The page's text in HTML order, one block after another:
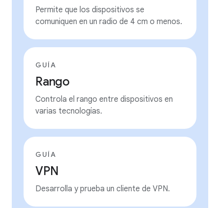
Permite que los dispositivos se
comuniquen en un radio de 4 cm o menos.
GUÍA
Rango
Controla el rango entre dispositivos en
varias tecnologías.
GUÍA
VPN
Desarrolla y prueba un cliente de VPN.